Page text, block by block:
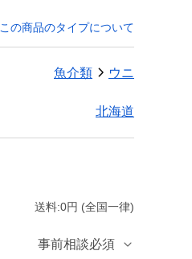
この商品のタイプについて
魚介類 ウニ
北海道
送料:0円 (全国一律)
事前相談必須